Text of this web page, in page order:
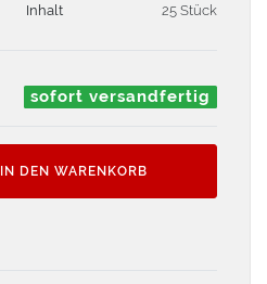
Inhalt 25 Stück
sofort versandfertig
IN DEN WARENKORB